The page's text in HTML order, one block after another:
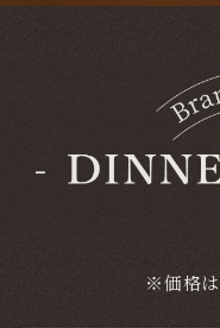
※価格は